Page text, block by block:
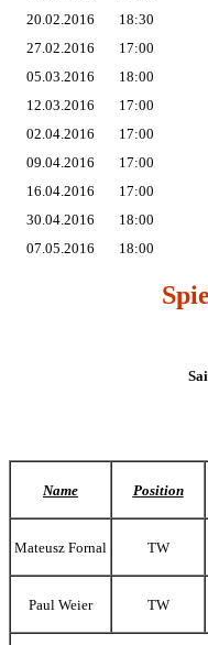
20.02.2016
18:30
27.02.2016
17:00
05.03.2016
18:00
12.03.2016
17:00
02.04.2016
17:00
09.04.2016
17:00
16.04.2016
17:00
30.04.2016
18:00
07.05.2016
18:00
Name Position
Mateusz Fornal TW
Paul Weier TW